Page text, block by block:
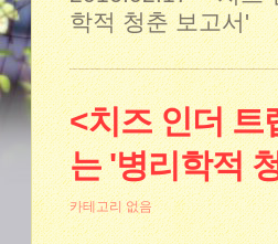
학적 청춘 보고서'
<치즈 인더 트
는 '병리학적
카테고리 없음